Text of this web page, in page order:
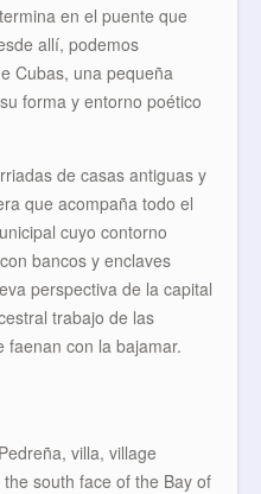
en el puente que
allí, podemos
Cubas, una pequeña
forma y entorno poético
de casas antiguas y
que acompaña todo el
cuyo contorno
bancos y enclaves
perspectiva de la capital
trabajo de las
faenan con la bajamar.
south face of the Bay of